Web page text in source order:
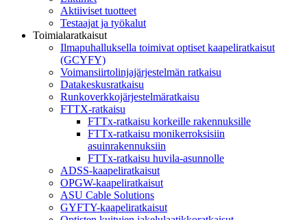
Aktiiviset tuotteet
Testaajat ja työkalut
Toimialaratkaisut
Ilmapuhalluksella toimivat optiset kaapeliratkaisut
(GCYFY)
Voimansiirtolinjajärjestelmän ratkaisu
Datakeskusratkaisu
Runkoverkkojärjestelmäratkaisu
FTTX-ratkaisu
FTTx-ratkaisu korkeille rakennuksille
FTTx-ratkaisu monikerroksisiin
asuinrakennuksiin
FTTx-ratkaisu huvila-asunnolle
ADSS-kaapeliratkaisut
OPGW-kaapeliratkaisut
ASU Cable Solutions
GYFTY-kaapeliratkaisut